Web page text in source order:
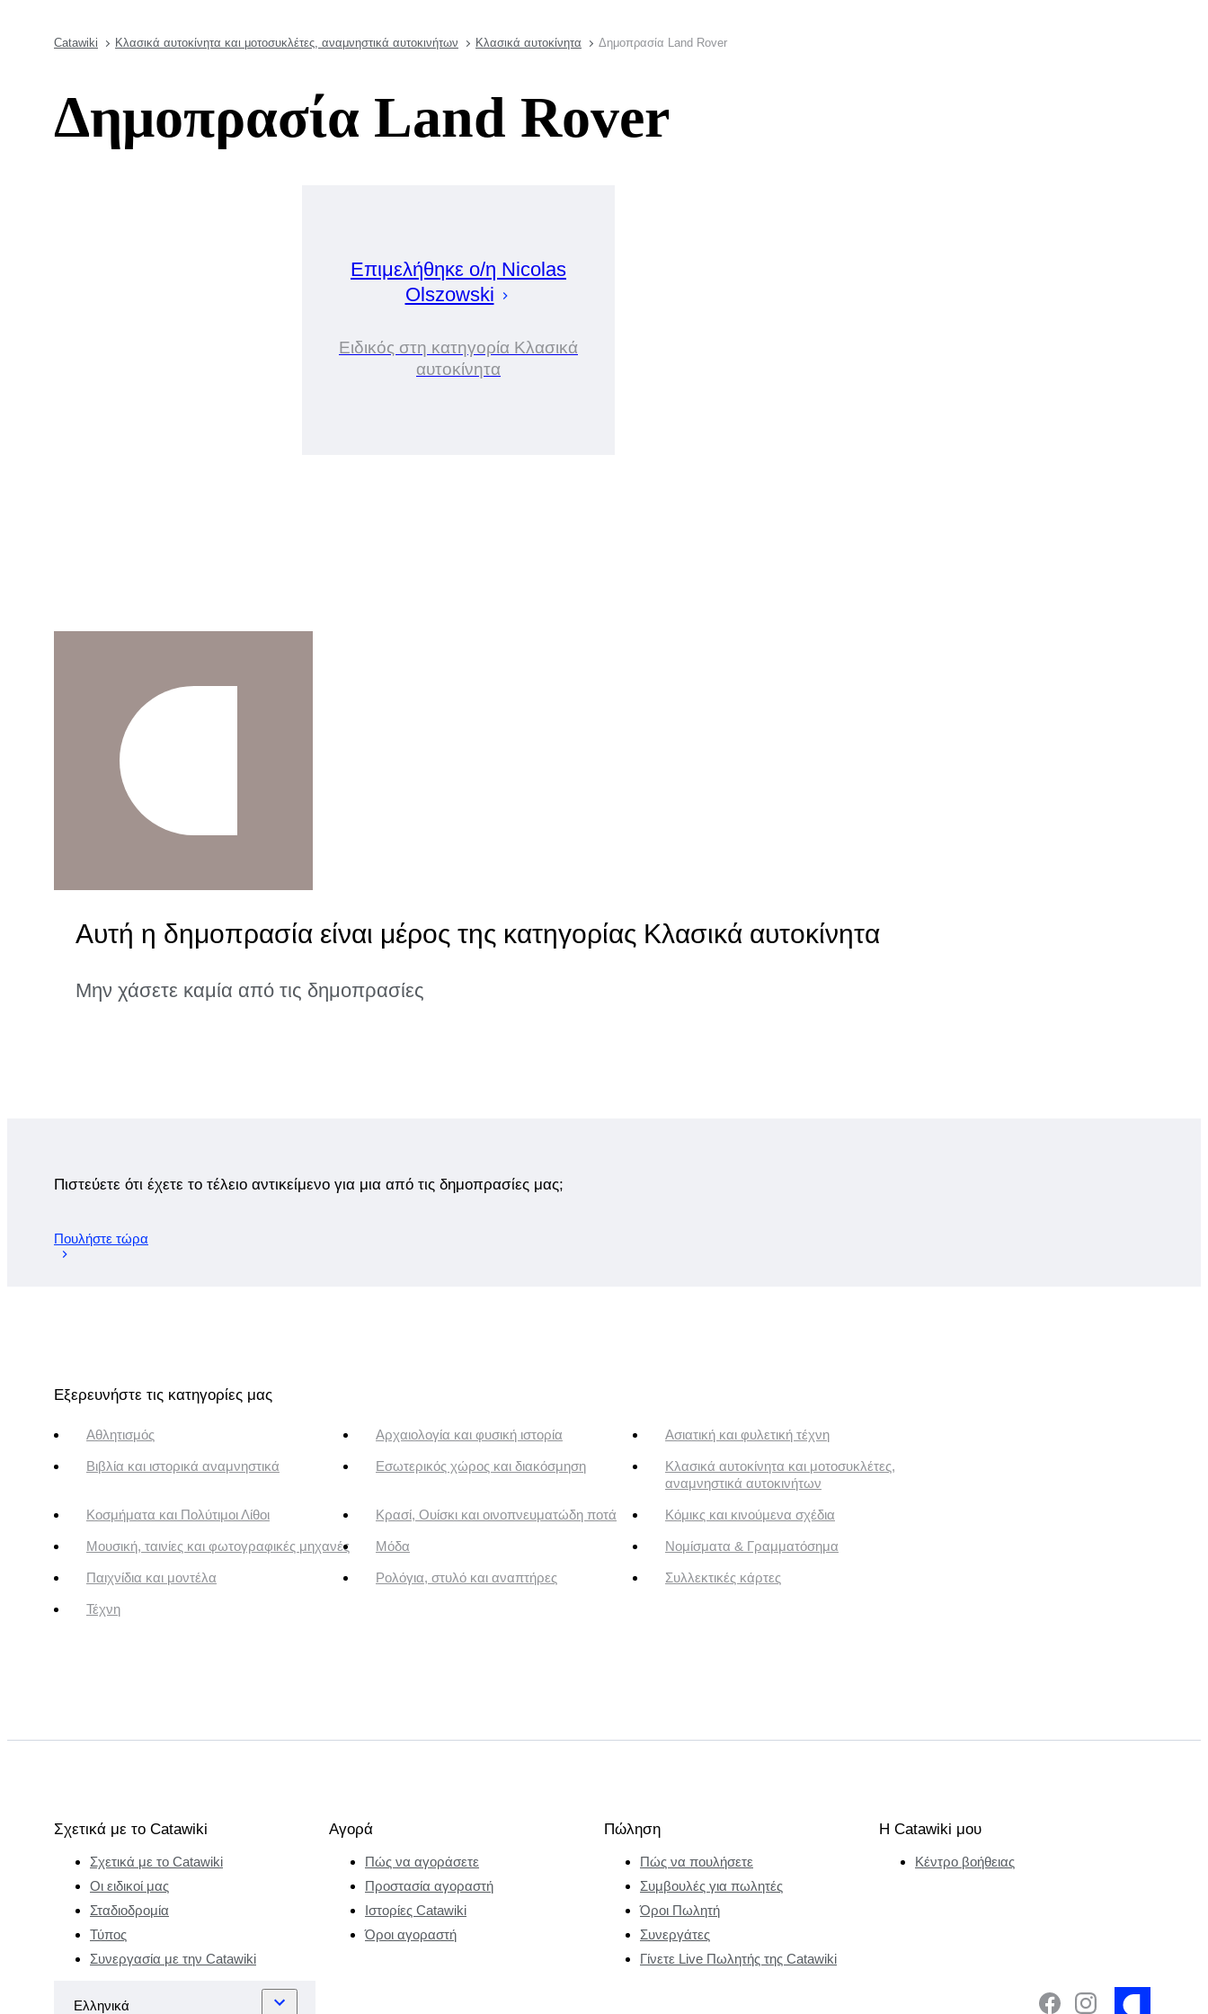
Catawiki Κλασικά αυτοκίνητα και μοτοσυκλέτες, αναμνηστικά αυτοκινήτων Κλασικά αυτοκίνητα Δημοπρασία Land Rover
Δημοπρασία Land Rover
Επιμελήθηκε ο/η Nicolas
Olszowski
Ειδικός στη κατηγορία Κλασικά
αυτοκίνητα
Αυτή η δημοπρασία είναι μέρος της κατηγορίας Κλασικά αυτοκίνητα
Μην χάσετε καμία από τις δημοπρασίες
Πιστεύετε ότι έχετε το τέλειο αντικείμενο για μια από τις δημοπρασίες μας;
Πουλήστε τώρα
Εξερευνήστε τις κατηγορίες μας
Αθλητισμός Αρχαιολογία και φυσική ιστορία Ασιατική και φυλετική τέχνη
Βιβλία και ιστορικά αναμνηστικά Εσωτερικός χώρος και διακόσμηση
Κλασικά αυτοκίνητα και μοτοσυκλέτες,
αναμνηστικά αυτοκινήτων
Κοσμήματα και Πολύτιμοι Λίθοι Κρασί, Ουίσκι και οινοπνευματώδη ποτά Κόμικς και κινούμενα σχέδια
Μουσική, ταινίες και φωτογραφικές μηχανές Μόδα Νομίσματα & Γραμματόσημα
Παιχνίδια και μοντέλα Ρολόγια, στυλό και αναπτήρες Συλλεκτικές κάρτες
Τέχνη
Σχετικά με το Catawiki
Σχετικά με το Catawiki
Οι ειδικοί μας
Σταδιοδρομία
Τύπος
Συνεργασία με την Catawiki
Αγορά
Πώς να αγοράσετε
Προστασία αγοραστή
Ιστορίες Catawiki
Όροι αγοραστή
Πώληση
Πώς να πουλήσετε
Συμβουλές για πωλητές
Όροι Πωλητή
Συνεργάτες
Γίνετε Live Πωλητής της Catawiki
Η Catawiki μου
Κέντρο βοήθειας